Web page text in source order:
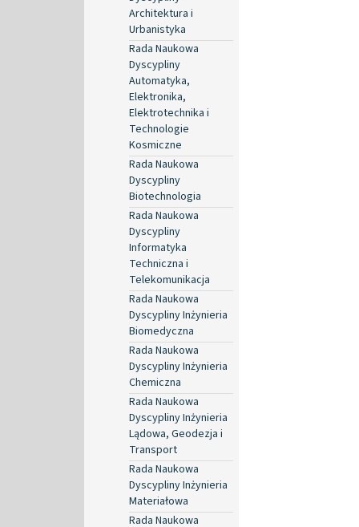
Architektura i
Urbanistyka
Rada Naukowa
Dyscypliny
Automatyka,
Elektronika,
Elektrotechnika i
Technologie
Kosmiczne
Rada Naukowa
Dyscypliny
Biotechnologia
Rada Naukowa
Dyscypliny
Informatyka
Techniczna i
Telekomunikacja
Rada Naukowa
Dyscypliny Inżynieria
Biomedyczna
Rada Naukowa
Dyscypliny Inżynieria
Chemiczna
Rada Naukowa
Dyscypliny Inżynieria
Lądowa, Geodezja i
Transport
Rada Naukowa
Dyscypliny Inżynieria
Materiałowa
Rada Naukowa